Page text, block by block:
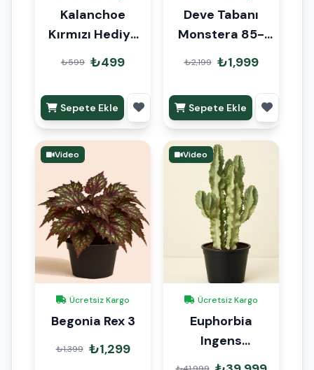
Kalanchoe
Kırmızı Hediye
Paketli 25-30cm
₺599 ₺499
Sepete Ekle
Deve Tabanı
Monstera 85-
105 cm
₺2,199 ₺1,999
Sepete Ekle
Video
Ücretsiz Kargo
Begonia Rex 3
₺1,399 ₺1,299
Video
Ücretsiz Kargo
Euphorbia
Ingens
Variegata